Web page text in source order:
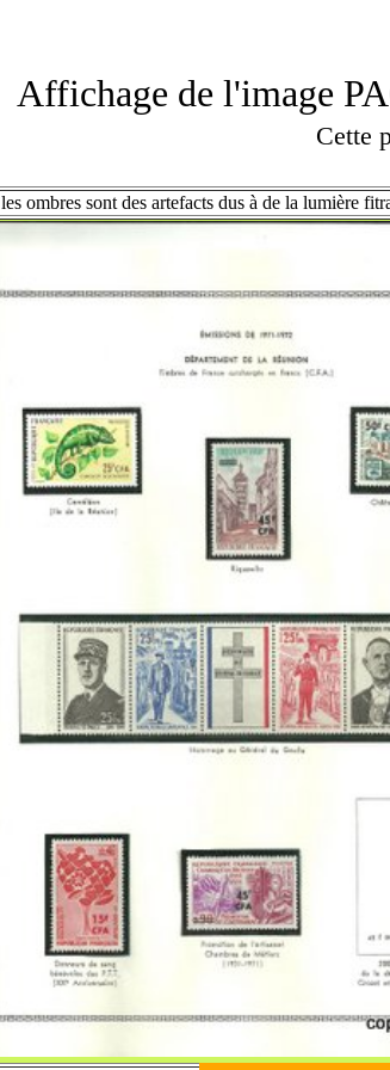
Affichage de l'image
Cette
les ombres sont des artefacts dus à de la lumière